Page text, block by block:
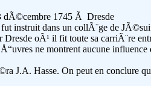
1745 Ã Dresde
instruit dans un collÃ¨ge de
oÃ¹ il fit toute sa carriÃ¨re
ne montrent aucune influence
J.A. Hasse. On peut en conclure